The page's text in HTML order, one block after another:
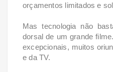
orçamentos limitados e
Mas tecnologia não
dorsal de um grande
excepcionais, muitos
e da TV.